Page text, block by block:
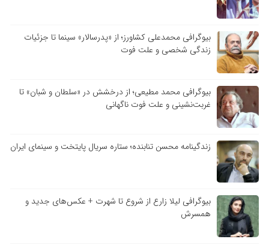
بیوگرافی محمدعلی کشاورز؛ از «پدرسالار» سینما تا جزئیات
زندگی شخصی و علت فوت
بیوگرافی محمد مطیعی؛ از درخشش در «سلطان و شبان» تا
غربت‌نشینی و علت فوت ناگهانی
زندگینامه محسن تنابنده؛ ستاره سریال پایتخت و سینمای ایران
بیوگرافی لیلا زارع از شروع تا شهرت + عکس‌های جدید و
همسرش